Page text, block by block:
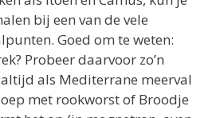
bij een van de vele
Goed om te weten:
Probeer daarvoor zo’n
als Mediterrane meerval
met rookworst of Broodje